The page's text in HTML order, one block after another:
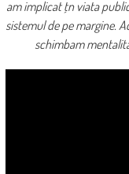
am implicat ţn viata
sistemul de pe margine.
schimbam